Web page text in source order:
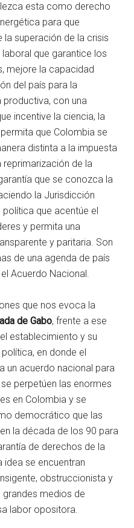
esta como derecho
para que
superación de la crisis
que garantice los
mejore la capacidad
del país para la
con una
incentive la ciencia, la
que Colombia se
distinta a la impuesta
reprimarización de la
que se conozca la
la Jurisdicción
que acentúe el
y permita una
y paritaria. Son
de una agenda de país
Acuerdo Nacional.
que nos evoca la
de Gabo, frente a ese
establecimiento y su
en donde el
un acuerdo nacional para
perpetúen las enormes
en Colombia y se
democrático que las
la década de los 90 para
de derechos de la
idea se encuentran
obstruccionista y
grandes medios de
labor opositora.